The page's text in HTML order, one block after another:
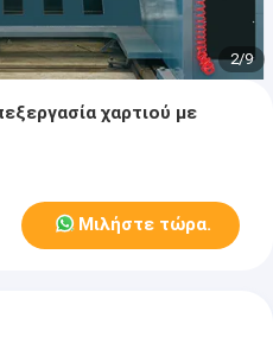
2/9
χαρτιού με
Μιλήστε τώρα.